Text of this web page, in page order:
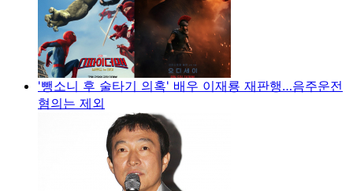
'뺑소니 후 술타기 의혹' 배우 이재룡 재판행…음주운전
혐의는 제외